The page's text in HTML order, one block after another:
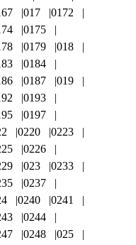
017
0172
0175
0179
018
0184
0187
019
0193
0197
0220
0223
0226
023
0233
0237
0240
0241
0244
0248
025